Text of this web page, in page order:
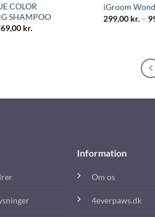
COLOR
SHAMPOO
kr.
iGroom
299,00 kr. –
Information
Om os
4everpaws.dk